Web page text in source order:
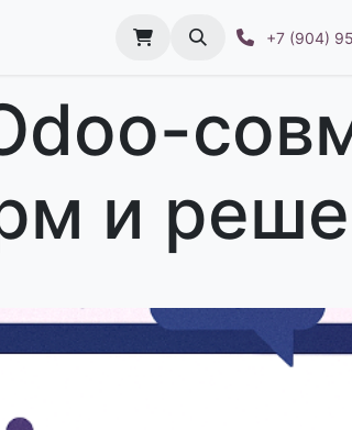
Заключение договора База
+7 (904)
и